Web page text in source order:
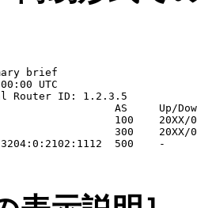
brief
UTC
Router ID: 1.2.3.5
AS     Up/
100    20XX/07/
300    20XX/07/
500